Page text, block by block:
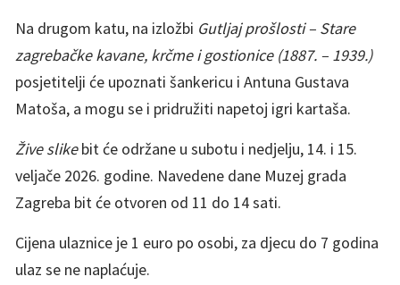
Na drugom katu, na izložbi Gutljaj prošlosti – Stare
zagrebačke kavane, krčme i gostionice (1887. – 1939.)
posjetitelji će upoznati šankericu i Antuna Gustava
Matoša, a mogu se i pridružiti napetoj igri kartaša.
Žive slikebit će održane u subotu i nedjelju, 14. i 15.
veljače 2026. godine. Navedene dane Muzej grada
Zagreba bit će otvoren od 11 do 14 sati.
Cijena ulaznice je 1 euro po osobi, za djecu do 7 godina
ulaz se ne naplaćuje.